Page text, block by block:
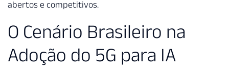
abertos e competitivos.
O Cenário Brasileiro na
Adoção do 5G para IA